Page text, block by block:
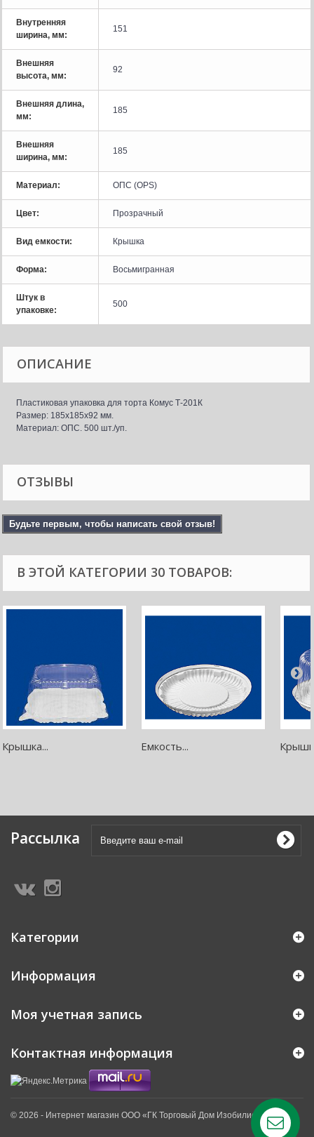
Внутренняя
ширина, мм:
151
Внешняя
высота, мм:
92
Внешняя длина,
мм:
185
Внешняя
ширина, мм:
185
Материал: ОПС (OPS)
Цвет: Прозрачный
Вид емкости: Крышка
Форма: Восьмигранная
Штук в
упаковке:
500
ОПИСАНИЕ
Пластиковая упаковка для торта Комус Т-201К
Размер: 185x185x92 мм.
Материал: ОПС. 500 шт./уп.
ОТЗЫВЫ
Будьте первым, чтобы написать свой отзыв!
В ЭТОЙ КАТЕГОРИИ 30 ТОВАРОВ:
Крышка... Емкость...
Рассылка
Категории
Информация
© 2026 - Интернет магазин ООО «ГК Торговый Дом Изобилие» ™
Моя учетная запись
Контактная информация